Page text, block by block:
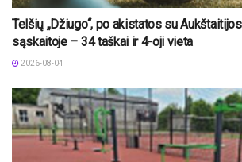
Telšių „Džiugo“, po akistatos su Aukštaitijos
sąskaitoje – 34 taškai ir 4-oji vieta
2026-08-04